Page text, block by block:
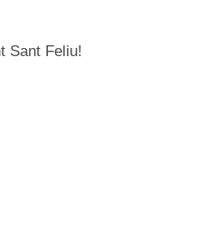
Sant Feliu!